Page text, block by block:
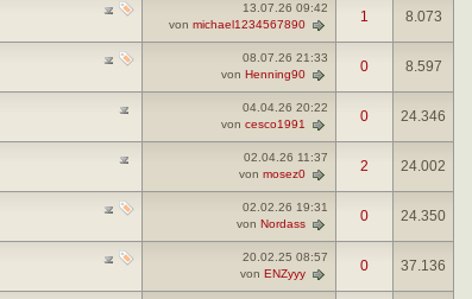
13.07.26 09:42
von michael1234567890 1 8.073
08.07.26 21:33
von Henning90 0 8.597
04.04.26 20:22
von cesco1991 0 24.346
02.04.26 11:37
von mosez0 2 24.002
02.02.26 19:31
von Nordass 0 24.350
20.02.25 08:57
von ENZyyy 0 37.136